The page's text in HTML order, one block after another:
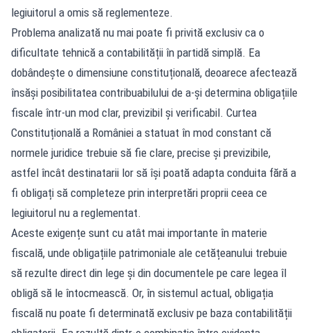
legiuitorul a omis să reglementeze.
Problema analizată nu mai poate fi privită exclusiv ca o
dificultate tehnică a contabilității în partidă simplă. Ea
dobândește o dimensiune constituțională, deoarece afectează
însăși posibilitatea contribuabilului de a-și determina obligațiile
fiscale într-un mod clar, previzibil și verificabil. Curtea
Constituțională a României a statuat în mod constant că
normele juridice trebuie să fie clare, precise și previzibile,
astfel încât destinatarii lor să își poată adapta conduita fără a
fi obligați să completeze prin interpretări proprii ceea ce
legiuitorul nu a reglementat.
Aceste exigențe sunt cu atât mai importante în materie
fiscală, unde obligațiile patrimoniale ale cetățeanului trebuie
să rezulte direct din lege și din documentele pe care legea îl
obligă să le întocmească. Or, în sistemul actual, obligația
fiscală nu poate fi determinată exclusiv pe baza contabilității